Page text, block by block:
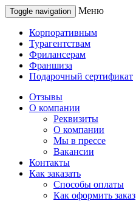
Toggle navigation Меню
Корпоративным
Турагентствам
Фрилансерам
Франшиза
Подарочный сертификат
Отзывы
О компании
Реквизиты
О компании
Мы в прессе
Вакансии
Контакты
Как заказать
Способы оплаты
Как оформить заказ